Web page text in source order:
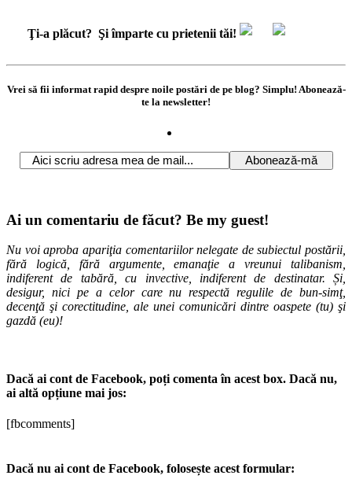
Ţi-a plăcut? Şi împarte cu prietenii tăi!
Vrei să fii informat rapid despre noile postări de pe blog? Simplu! Abonează-
te la newsletter!
Ai un comentariu de făcut? Be my guest!
Nu voi aproba apariţia comentariilor nelegate de subiectul postării,
fără logică, fără argumente, emanaţie a vreunui talibanism,
indiferent de tabără, cu invective, indiferent de destinatar. Și,
desigur, nici pe a celor care nu respectă regulile de bun-simţ,
decenţă şi corectitudine, ale unei comunicări dintre oaspete (tu) şi
gazdă (eu)!
Dacă ai cont de Facebook, poți comenta în acest box. Dacă nu,
ai altă opțiune mai jos:
[fbcomments]
Dacă nu ai cont de Facebook, folosește acest formular: